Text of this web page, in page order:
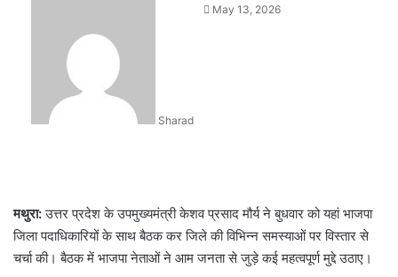
Sharad
SendMay 13, 2026
मथुरा:उत्तर प्रदेश के उपमुख्यमंत्री केशव प्रसाद मौर्य ने बुधवार को यहां भाजपा
जिला पदाधिकारियों के साथ बैठक कर जिले की विभिन्न समस्याओं पर विस्तार से
चर्चा की। बैठक में भाजपा नेताओं ने आम जनता से जुड़े कई महत्वपूर्ण मुद्दे उठाए।